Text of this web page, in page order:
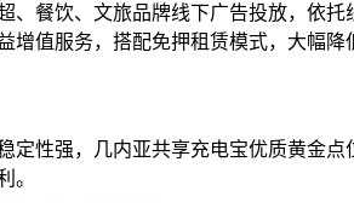
餐饮、文旅品牌线下广告投放，依
值服务，搭配免押租赁模式，大幅
性强，几内亚共享充电宝优质黄金
。